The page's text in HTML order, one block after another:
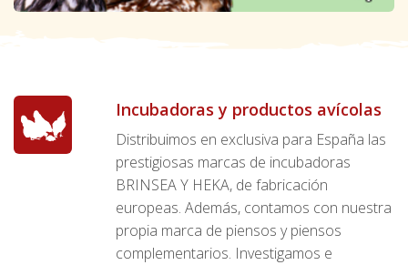
Incubadoras y productos avícolas
Distribuimos en exclusiva para España las
prestigiosas marcas de incubadoras
BRINSEA Y HEKA, de fabricación
europeas. Además, contamos con nuestra
propia marca de piensos y piensos
complementarios. Investigamos e